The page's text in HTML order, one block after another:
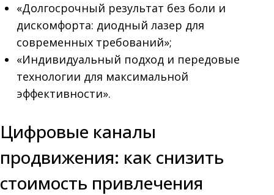
«Долгосрочный результат без боли и
дискомфорта: диодный лазер для
современных требований»;
«Индивидуальный подход и передовые
технологии для максимальной
эффективности».
Цифровые каналы
продвижения: как снизить
стоимость привлечения